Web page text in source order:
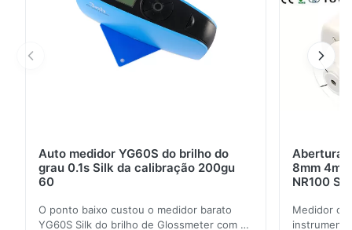
Auto medidor YG60S do brilho do
grau 0.1s Silk da calibração 200gu
60
O ponto baixo custou o medidor barato
YG60S Silk do brilho de Glossmeter com 60
Abertura
8mm
NR100
Medidor